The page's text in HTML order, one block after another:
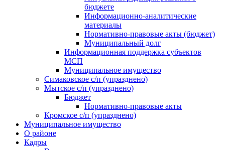
бюджете
Информационно-аналитические
материалы
Нормативно-правовые акты (бюджет)
Муниципальный долг
Информационная поддержка субъектов
МСП
Муниципальное имущество
Симаковское с/п (упразднено)
Мытское с/п (упразднено)
Бюджет
Нормативно-правовые акты
Кромское с/п (упразднено)
Муниципальное имущество
О районе
Кадры